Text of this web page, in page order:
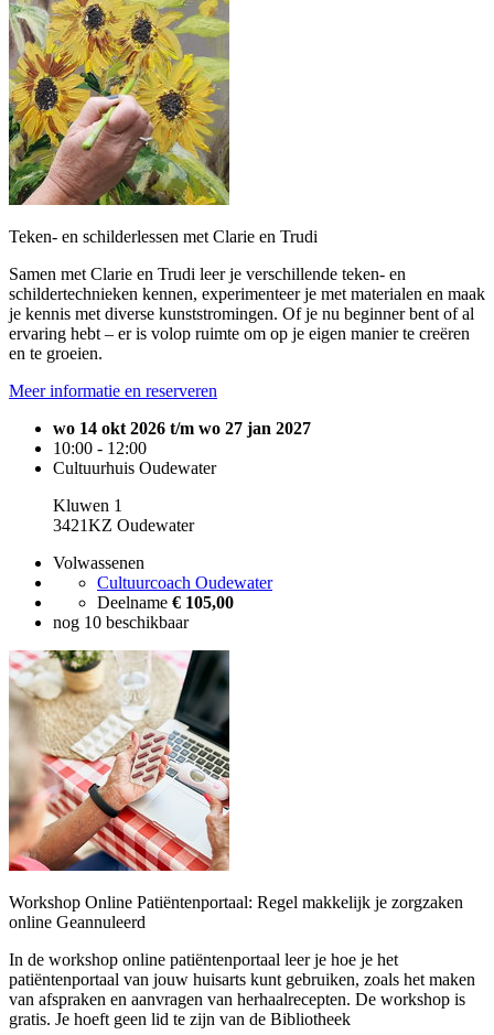
Teken- en schilderlessen met Clarie en Trudi
Samen met Clarie en Trudi leer je verschillende teken- en
schildertechnieken kennen, experimenteer je met materialen en maak
je kennis met diverse kunststromingen. Of je nu beginner bent of al
ervaring hebt – er is volop ruimte om op je eigen manier te creëren
en te groeien.
Meer informatie en reserveren
wo 14 okt 2026 t/m wo 27 jan 2027
10:00 - 12:00
Cultuurhuis Oudewater
Kluwen 1
3421KZ Oudewater
Volwassenen
Cultuurcoach Oudewater
Deelname € 105,00
nog 10 beschikbaar
Workshop Online Patiëntenportaal: Regel makkelijk je zorgzaken
online Geannuleerd
In de workshop online patiëntenportaal leer je hoe je het
patiëntenportaal van jouw huisarts kunt gebruiken, zoals het maken
van afspraken en aanvragen van herhaalrecepten. De workshop is
gratis. Je hoeft geen lid te zijn van de Bibliotheek